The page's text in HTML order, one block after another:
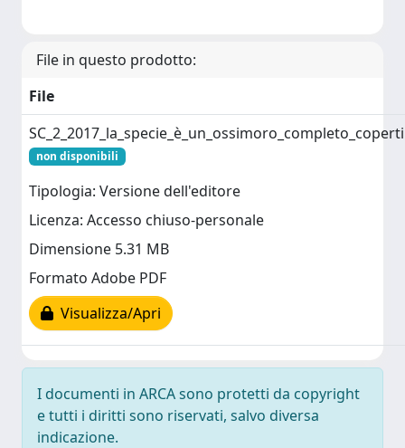
File in questo prodotto:
File
non disponibili
Tipologia: Versione dell'editore
Licenza: Accesso chiuso-personale
Dimensione 5.31 MB
Formato Adobe PDF
Visualizza/Apri
I documenti in ARCA sono protetti da copyright
e tutti i diritti sono riservati, salvo diversa
indicazione.